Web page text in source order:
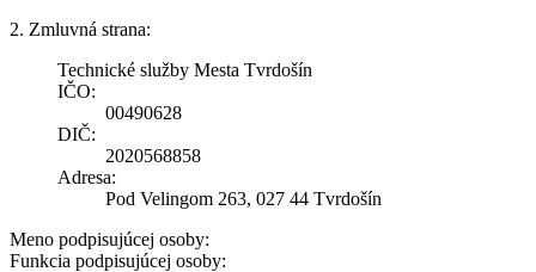
2. Zmluvná strana:
Technické služby Mesta Tvrdošín
IČO:
00490628
DIČ:
2020568858
Adresa:
Pod Velingom 263, 027 44 Tvrdošín
Meno podpisujúcej osoby:
Funkcia podpisujúcej osoby: